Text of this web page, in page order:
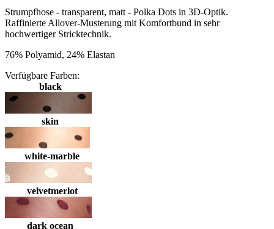
Strumpfhose - transparent, matt - Polka Dots in 3D-Optik.
Raffinierte Allover-Musterung mit Komfortbund in sehr
hochwertiger Stricktechnik.
76% Polyamid, 24% Elastan
Verfügbare Farben:
black
skin
white-marble
velvetmerlot
dark ocean